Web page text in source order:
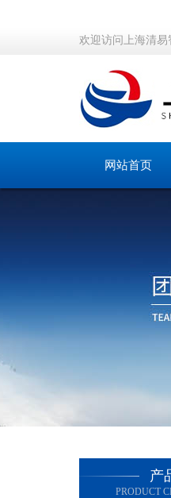
欢迎访问上海清
网站首页
产
PRODUCT